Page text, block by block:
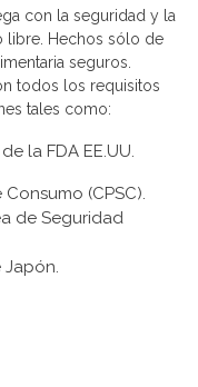
con la seguridad y la
libre. Hechos sólo de
seguros.
todos los requisitos
tales como:
la FDA EE.UU.
(CPSC).
de Seguridad